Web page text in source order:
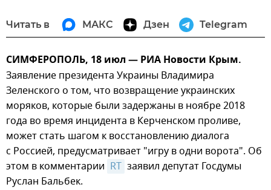
Читать в МАКС Дзен Telegram
СИМФЕРОПОЛЬ, 18 июл — РИА Новости Крым.
Заявление президента Украины Владимира
Зеленского о том, что возвращение украинских
моряков, которые были задержаны в ноябре 2018
года во время инцидента в Керченском проливе,
может стать шагом к восстановлению диалога
с Россией, предусматривает "игру в одни ворота". Об
этом в комментарии RT заявил депутат Госдумы
Руслан Бальбек.